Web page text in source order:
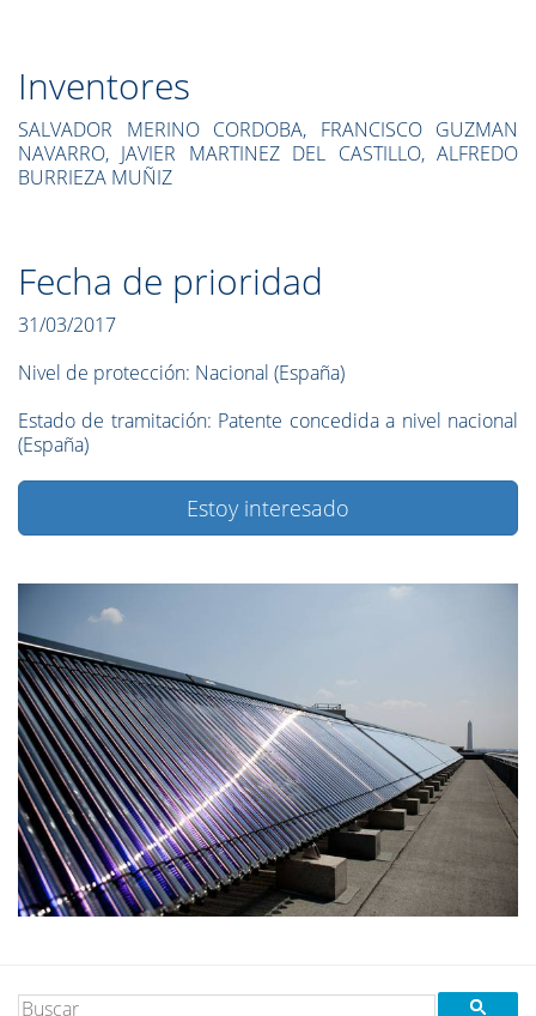
Inventores
SALVADOR MERINO CORDOBA, FRANCISCO GUZMAN
NAVARRO, JAVIER MARTINEZ DEL CASTILLO, ALFREDO
BURRIEZA MUÑIZ
Fecha de prioridad
31/03/2017
Nivel de protección: Nacional (España)
Estado de tramitación: Patente concedida a nivel nacional
(España)
Estoy interesado